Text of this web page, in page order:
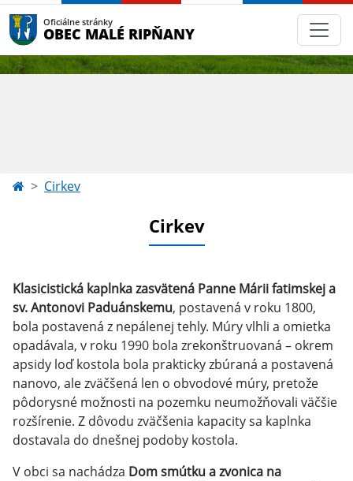
Oficiálne stránky
OBEC MALÉ RIPŇANY
Cirkev
Cirkev
Klasicistická kaplnka zasvätená Panne Márii fatimskej a
sv. Antonovi Paduánskemu, postavená v roku 1800,
bola postavená z nepálenej tehly. Múry vlhli a omietka
opadávala, v roku 1990 bola zrekonštruovaná – okrem
apsidy loď kostola bola prakticky zbúraná a postavená
nanovo, ale zväčšená len o obvodové múry, pretože
pôdorysné možnosti na pozemku neumožňovali väčšie
rozšírenie. Z dôvodu zväčšenia kapacity sa kaplnka
dostavala do dnešnej podoby kostola.
V obci sa nachádza Dom smútku a zvonica na